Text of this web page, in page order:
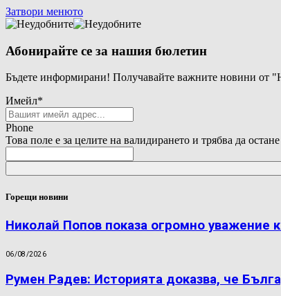
Затвори менюто
Абонирайте се за нашия бюлетин
Бъдете информирани! Получавайте важните новини от
Имейл*
Phone
Това поле е за целите на валидирането и трябва да
Горещи новини
Николай Попов показа огромно уважение
06/08/2026
Румен Радев: Историята доказва, че